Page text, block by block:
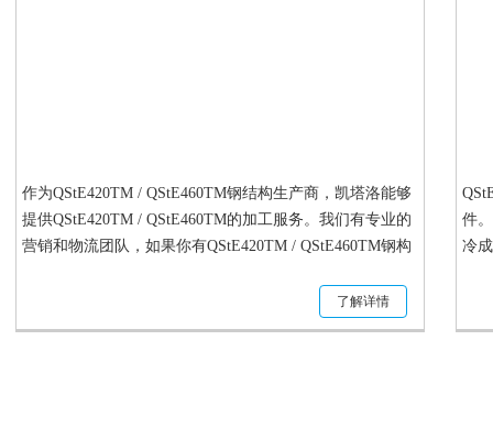
作为QStE420TM / QStE460TM钢结构生产商，凯塔洛能够
提供QStE420TM / QStE460TM的加工服务。我们有专业的
营销和物流团队，如果你有QStE420TM / QStE460TM钢构
了解详情
件
冷